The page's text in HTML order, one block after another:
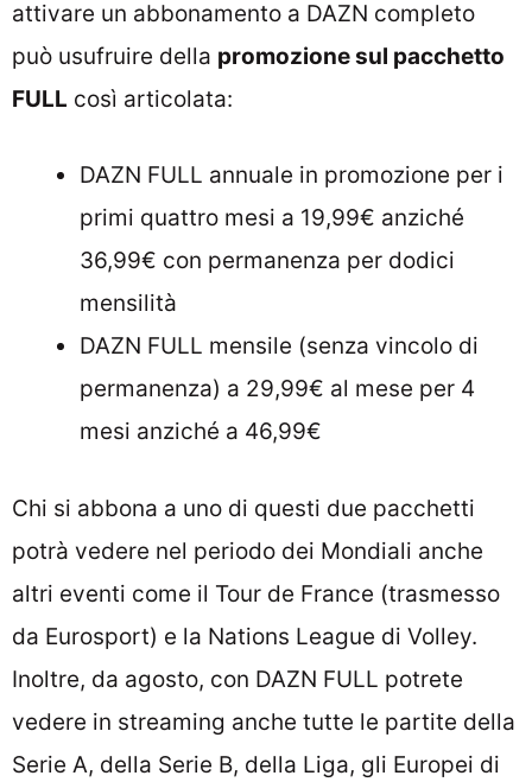
attivare un abbonamento a DAZN completo
può usufruire della promozione sul pacchetto
FULL così articolata:
DAZN FULL annuale in promozione per i
primi quattro mesi a 19,99€ anziché
36,99€ con permanenza per dodici
mensilità
DAZN FULL mensile (senza vincolo di
permanenza) a 29,99€ al mese per 4
mesi anziché a 46,99€
Chi si abbona a uno di questi due pacchetti
potrà vedere nel periodo dei Mondiali anche
altri eventi come il Tour de France (trasmesso
da Eurosport) e la Nations League di Volley.
Inoltre, da agosto, con DAZN FULL potrete
vedere in streaming anche tutte le partite della
Serie A, della Serie B, della Liga, gli Europei di